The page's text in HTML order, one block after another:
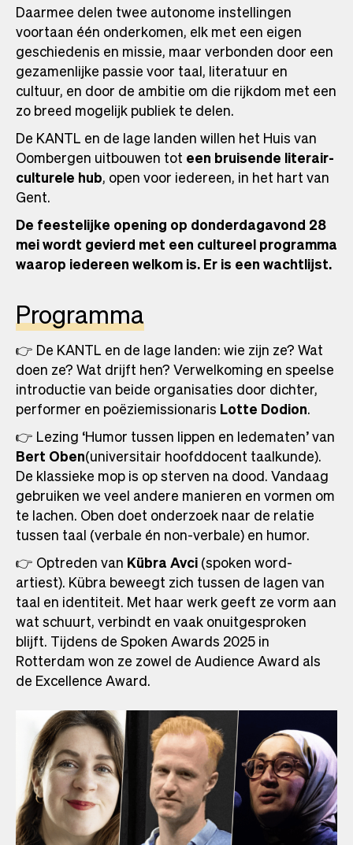
Daarmee delen twee autonome instellingen
voortaan één onderkomen, elk met een eigen
geschiedenis en missie, maar verbonden door een
gezamenlijke passie voor taal, literatuur en
cultuur, en door de ambitie om die rijkdom met een
zo breed mogelijk publiek te delen.
De KANTL en de lage landen willen het Huis van
Oombergen uitbouwen tot een bruisende literair-
culturele hub, open voor iedereen, in het hart van
Gent.
De feestelijke opening op donderdagavond 28
mei wordt gevierd met een cultureel programma
waarop iedereen welkom is. Er is een wachtlijst.
Programma
👉 De KANTL en de lage landen: wie zijn ze? Wat
doen ze? Wat drijft hen? Verwelkoming en speelse
introductie van beide organisaties door dichter,
performer en poëziemissionaris Lotte Dodion.
👉 Lezing ‘Humor tussen lippen en ledematen’ van
Bert Oben(universitair hoofddocent taalkunde).
De klassieke mop is op sterven na dood. Vandaag
gebruiken we veel andere manieren en vormen om
te lachen. Oben doet onderzoek naar de relatie
tussen taal (verbale én non-verbale) en humor.
👉 Optreden van Kübra Avci(spoken word-
artiest). Kübra beweegt zich tussen de lagen van
taal en identiteit. Met haar werk geeft ze vorm aan
wat schuurt, verbindt en vaak onuitgesproken
blijft. Tijdens de Spoken Awards 2025 in
Rotterdam won ze zowel de Audience Award als
de Excellence Award.